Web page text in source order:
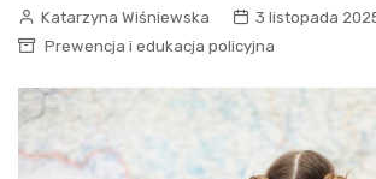
Katarzyna Wiśniewska
3 listopada
Prewencja i edukacja policyjna